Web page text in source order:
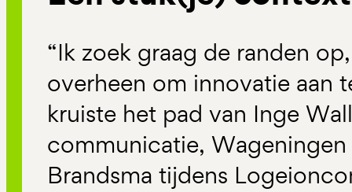
“Ik zoek graag de randen
overheen om innovatie aan
kruiste het pad van Inge
communicatie,
Brandsma tijdens